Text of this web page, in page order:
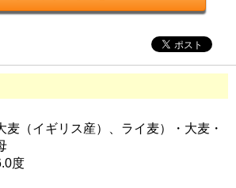
麦（イギリス産）、ライ麦）・大麦・
度